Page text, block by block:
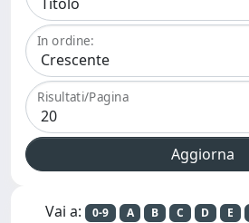
In ordine:
Risultati/Pagina
Vai a: 0-9 A B C D E